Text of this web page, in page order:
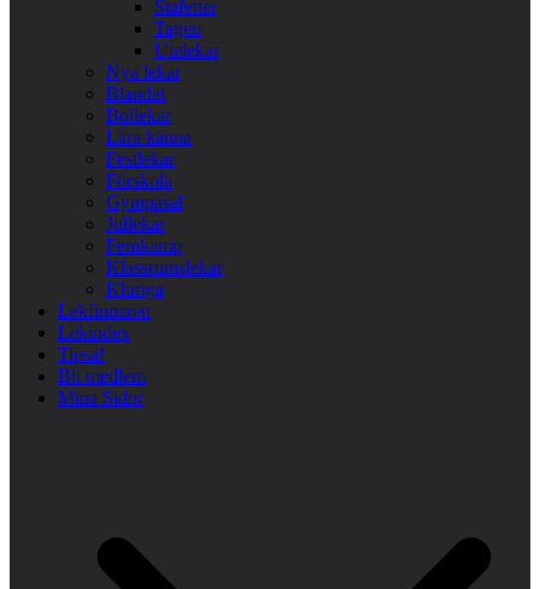
Stafetter
Tagen
Utelekar
Nya lekar
Blandat
Bollekar
Lära känna
Festlekar
Förskola
Gympasal
Jullekar
Femkamp
Klassrumslekar
Kluriga
Lekfinnaren
Lekindex
Tipsa!
Bli medlem
Mina Sidor